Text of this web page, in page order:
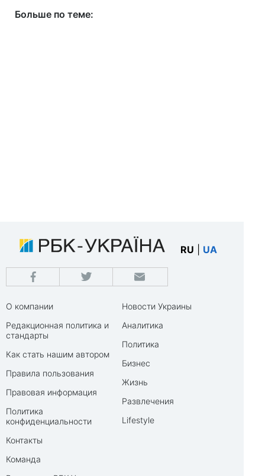
Больше по теме:
RU UA
О компании
Редакционная политика и
стандарты
Как стать нашим автором
Правила пользования
Правовая информация
Политика
конфиденциальности
Контакты
Команда
Новости Украины
Аналитика
Политика
Бизнес
Жизнь
Развлечения
Lifestyle